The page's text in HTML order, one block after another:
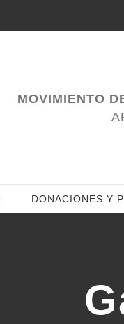
MOVIMIENTO
DONACIONES Y